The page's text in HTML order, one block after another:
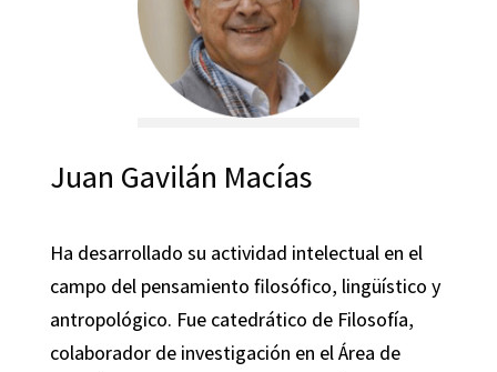
Juan Gavilán Macías
Ha desarrollado su actividad intelectual en el
campo del pensamiento filosófico, lingüístico y
antropológico. Fue catedrático de Filosofía,
colaborador de investigación en el Área de